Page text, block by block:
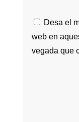
Desa el
web en
vegada que